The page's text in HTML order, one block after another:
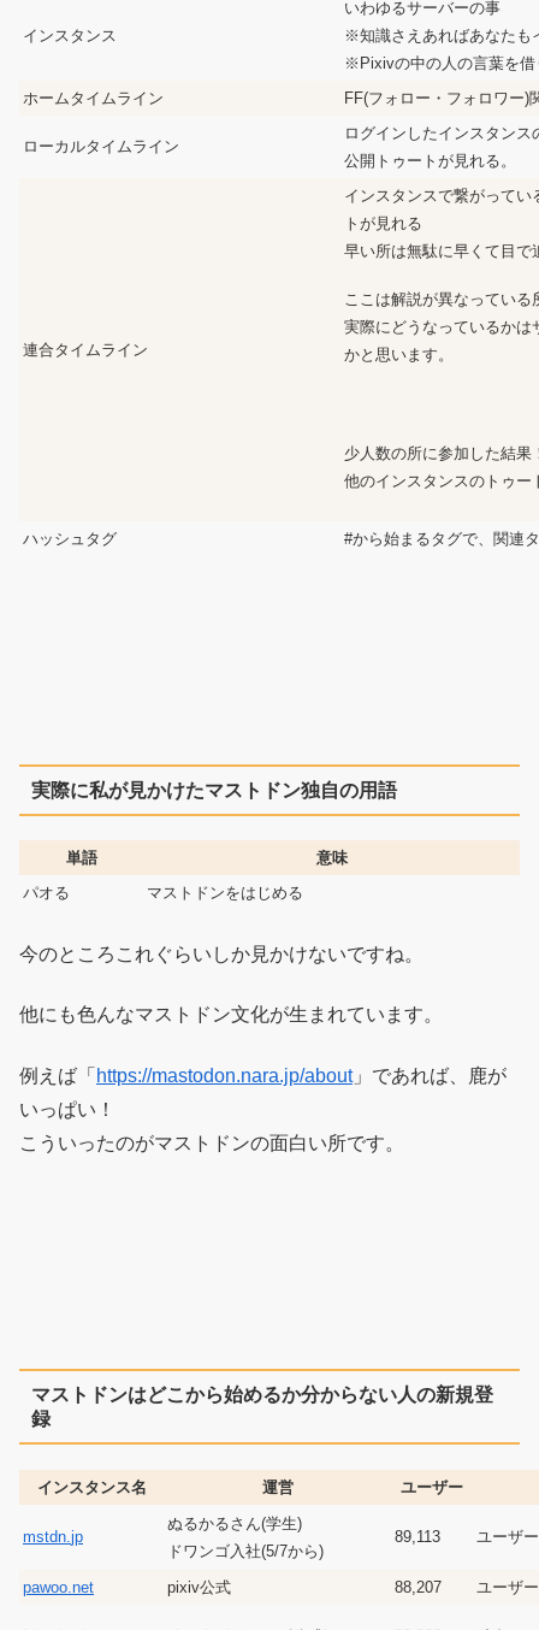
インスタンス
いわゆるサーバーの事
※知識さえあればあなたも
※Pixivの中の人の言葉を
ホームタイムライン
FF(フォロー・フォロワー)
ローカルタイムライン
ログインしたインスタンス
公開トゥートが見れる。
連合タイムライン
インスタンスで繋がって
トが見れる
早い所は無駄に早くて目で
ここは解説が異なっている
実際にどうなっているかは
かと思います。
少人数の所に参加した結果
他のインスタンスのトゥー
ハッシュタグ #から始まるタグで、関連
実際に私が見かけたマストドン独自の用語
単語
意味
パオる
マストドンをはじめる
今のところこれぐらいしか見かけないですね。
他にも色んなマストドン文化が生まれています。
例えば「 https://mastodon.nara.jp/about」であれば、鹿が
いっぱい！
こういったのがマストドンの面白い所です。
マストドンはどこから始めるか分からない人の新規登
録
インスタンス名 運営 ユーザー
mstdn. jp
ぬるかるさん(学生)
ドワンゴ入社(5/7から)
89,113 ユーザ
pawoo.net pixiv公式 88,207 ユーザ